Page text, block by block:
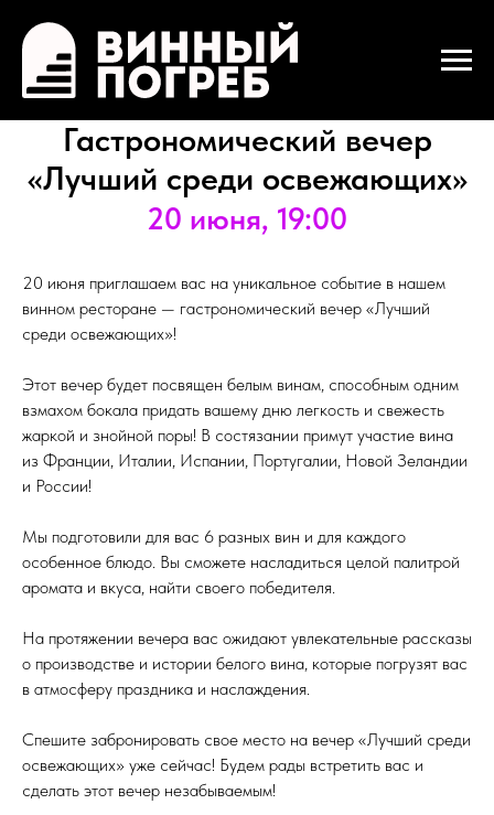
Гастрономический вечер
«Лучший среди освежающих»
20 июня, 19:00
20 июня приглашаем вас на уникальное событие в нашем
винном ресторане — гастрономический вечер «Лучший
среди освежающих»!
Этот вечер будет посвящен белым винам, способным одним
взмахом бокала придать вашему дню легкость и свежесть
жаркой и знойной поры! В состязании примут участие вина
из Франции, Италии, Испании, Португалии, Новой Зеландии
и России!
Мы подготовили для вас 6 разных вин и для каждого
особенное блюдо. Вы сможете насладиться целой палитрой
аромата и вкуса, найти своего победителя.
На протяжении вечера вас ожидают увлекательные рассказы
о производстве и истории белого вина, которые погрузят вас
в атмосферу праздника и наслаждения.
Спешите забронировать свое место на вечер «Лучший среди
освежающих» уже сейчас! Будем рады встретить вас и
сделать этот вечер незабываемым!